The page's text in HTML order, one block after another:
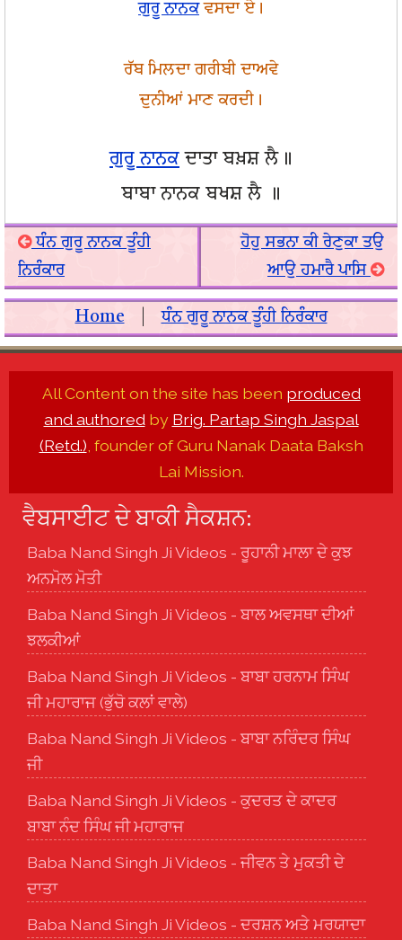
ਗੁਰੂ ਨਾਨਕਵਸਦਾ ਏ।
ਰੱਬ ਮਿਲਦਾ ਗਰੀਬੀ ਦਾਅਵੇ
ਦੁਨੀਆਂ ਮਾਣ ਕਰਦੀ।
ਗੁਰੂ ਨਾਨਕ ਦਾਤਾ ਬਖ਼ਸ਼ ਲੈ॥
ਬਾਬਾ ਨਾਨਕ ਬਖਸ਼ ਲੈ ॥
ਧੰਨ ਗੁਰੂ ਨਾਨਕ ਤੂੰਹੀ
ਨਿਰੰਕਾਰ
ਹੋਹੁ ਸਭਨਾ ਕੀ ਰੇਣੁਕਾ ਤਉ
ਆਉ ਹਮਾਰੈ ਪਾਸਿ
Home |ਧੰਨ ਗੁਰੂ ਨਾਨਕ ਤੂੰਹੀ ਨਿਰੰਕਾਰ
All Content on the site has been produced
and authored by Brig. Partap Singh Jaspal
(Retd.) , founder of Guru Nanak Daata Baksh
Lai Mission.
ਵੈਬਸਾਈਟ ਦੇ ਬਾਕੀ ਸੈਕਸ਼ਨ:
Baba Nand Singh Ji Videos - ਰੂਹਾਨੀ ਮਾਲਾ ਦੇ ਕੁਝ
ਅਨਮੋਲ ਮੋਤੀ
Baba Nand Singh Ji Videos - ਬਾਲ ਅਵਸਥਾ ਦੀਆਂ
ਝਲਕੀਆਂ
Baba Nand Singh Ji Videos - ਬਾਬਾ ਹਰਨਾਮ ਸਿੰਘ
ਜੀ ਮਹਾਰਾਜ (ਭੁੱਚੋ ਕਲਾਂ ਵਾਲੇ)
Baba Nand Singh Ji Videos - ਬਾਬਾ ਨਰਿੰਦਰ ਸਿੰਘ
ਜੀ
Baba Nand Singh Ji Videos - ਕੁਦਰਤ ਦੇ ਕਾਦਰ
ਬਾਬਾ ਨੰਦ ਸਿੰਘ ਜੀ ਮਹਾਰਾਜ
Baba Nand Singh Ji Videos - ਜੀਵਨ ਤੇ ਮੁਕਤੀ ਦੇ
ਦਾਤਾ
Baba Nand Singh Ji Videos - ਦਰਸ਼ਨ ਅਤੇ ਮਰਯਾਦਾ